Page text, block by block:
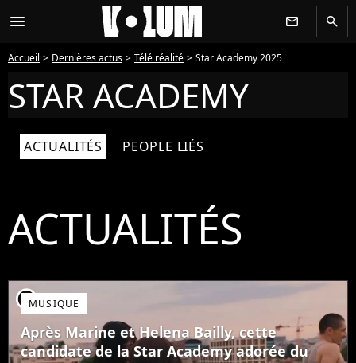
menu newsletter search
Accueil Dernières actus Télé réalité Star Academy 2025
STAR ACADEMY
ACTUALITÉS PEOPLE LIÉS
ACTUALITÉS
player2MUSIQUE
Après Marine et Helena Bailly, cette
candidate de la Star Academy adorée du